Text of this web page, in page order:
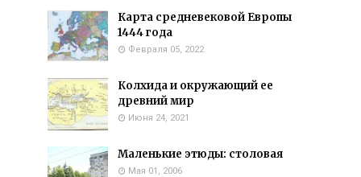
Карта средневековой Европы
1444 года
Февраля 05, 2022
Колхида и окружающий ее
древний мир
Июня 24, 2021
Маленькие этюды: столовая
Мая 01, 2006